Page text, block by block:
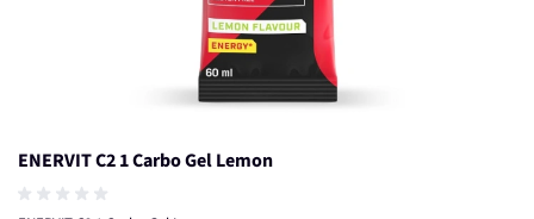
ENERVIT C2 1 Carbo Gel Lemon